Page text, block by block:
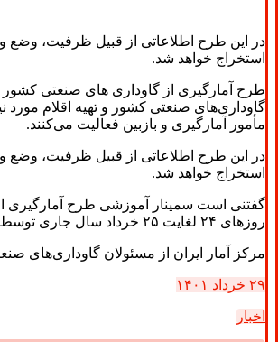
در این طرح اطلاعاتی از قبیل ظرفیت، وضع
استخراج خواهد شد.
مأمور آمارگیری و بازبین فعالیت می‌کنند.
در این طرح اطلاعاتی از قبیل ظرفیت، وضع
استخراج خواهد شد.
گفتنی است سمینار آموزشی طرح آمارگیری
روزهای ۲۴ لغایت ۲۵ خرداد سال ‌جاری توسط مرکز آمار ایران و به منظور آشنایی شرکت‌کنندگان با اهداف اجرای طرح و نحوه گردآوری اطلاعات برگزار شد.
مرکز آمار ایران از مسئولان گاوداری‌های
۲۹ خرداد ۱۴۰۱
اخبار